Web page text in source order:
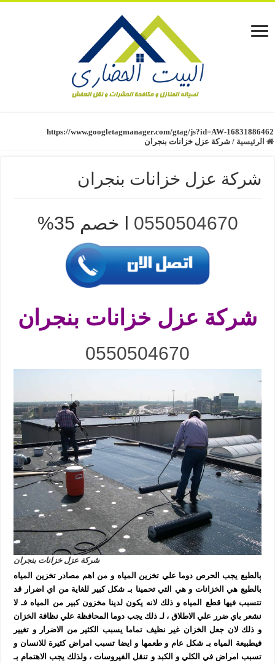
https://www.googletagmanager.com/gtag/js?id=AW-16831886462
الرئيسية / شركة عزل خزانات بنجران
شركة عزل خزانات بنجران
0550504670
شركة عزل خزانات بنجران
0550504670
شركة عزل خزانات بنجران
بالطبع يجب الحرص دوما علي تخزين المياه و من اهم مصادر تخزين المياه
بالطبع هي الخزانات و هي التي تحمينا بـ شكل كبير للغاية من اي اضرار قد
تتسبب فيها قطع المياه و ذلك لانه يكون لدينا مخزون كبير من المياه فـ لا
نشعر باي ضرر علي الاطلاق ، لـ ذلك يجب دوما المحافظة علي نظافة الخزان
و ذلك لان جعل الخزان غير نظيف تماما يسبب الكثير من الاضرار و تغيير
فيطبيعة المياه بـ شكل عام و طعمها و ايضا تسبب امراض كثيرة للانسان و
تسبب امراض في الكلي و الكبد و تنقل الفيروسات ، ولذلك يجب الاهتمام بـ